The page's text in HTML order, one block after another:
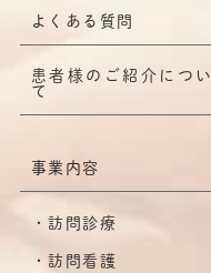
よくある質問
患者様のご紹介につい
て
事業内容
訪問診療
訪問看護